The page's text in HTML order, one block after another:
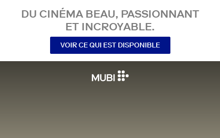
DU CINÉMA BEAU, PASSIONNANT
ET INCROYABLE.
VOIR CE QUI EST DISPONIBLE